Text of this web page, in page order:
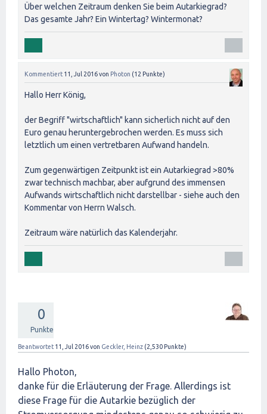
Über welchen Zeitraum denken Sie beim Autarkiegrad?
Das gesamte Jahr? Ein Wintertag? Wintermonat?
Kommentiert 11, Jul 2016von Photon (12 Punkte)
Hallo Herr König,
der Begriff "wirtschaftlich" kann sicherlich nicht auf den
Euro genau heruntergebrochen werden. Es muss sich
letztlich um einen vertretbaren Aufwand handeln.
Zum gegenwärtigen Zeitpunkt ist ein Autarkiegrad >80%
zwar technisch machbar, aber aufgrund des immensen
Aufwands wirtschaftlich nicht darstellbar - siehe auch den
Kommentar von Herrn Walsch.
Zeitraum wäre natürlich das Kalenderjahr.
0
Punkte
Beantwortet 11, Jul 2016von Geckler, Heinz (2,530 Punkte)
Hallo Photon,
danke für die Erläuterung der Frage. Allerdings ist
diese Frage für die Autarkie bezüglich der